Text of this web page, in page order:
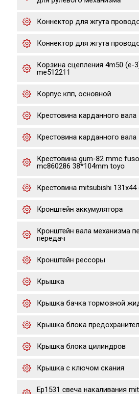
Коннектор для жгута
Коннектор для жгута
Корзина сцепления 4m50 (е-
me512211
Корпус кпп, основной
Крестовина карданного вала
Крестовина карданного вала
Крестовина gum-82 mmc
mc860286 38*104mm toyo
Крестовина mitsubishi 131x44
Кронштейн аккумулятора
Кронштейн вала механизма
передач
Кронштейн рессоры
Крышка
Крышка бачка тормозной
Крышка блока
Крышка блока цилиндров
Крышка с ключом скания
Ep1531 свеча накаливания